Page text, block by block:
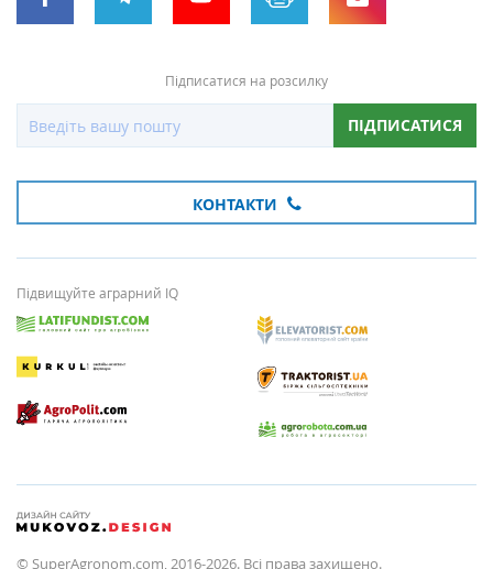
Підписатися на розсилку
ПІДПИСАТИСЯ
КОНТАКТИ
Підвищуйте аграрний IQ
© SuperAgronom.com, 2016-2026. Всі права захищено.